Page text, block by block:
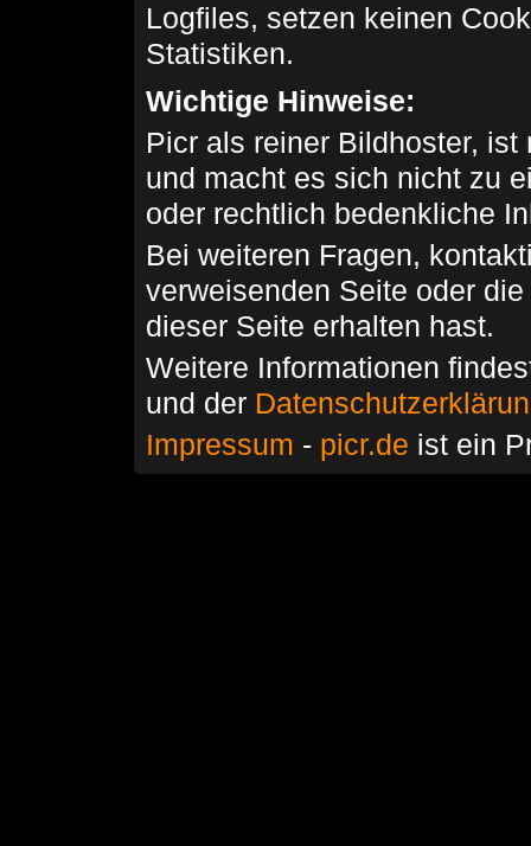
Logfiles, setzen keinen
Statistiken.
Wichtige Hinweise:
Picr als reiner Bildhoster,
und macht es sich nicht zu
oder rechtlich bedenkliche
Bei weiteren Fragen,
verweisenden Seite oder
dieser Seite erhalten hast.
Weitere Informationen
und der
Impressum - picr.de ist ein